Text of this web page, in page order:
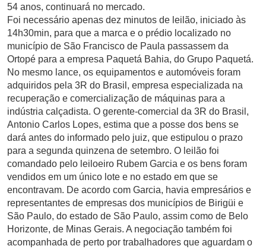
54 anos, continuará no mercado.
Foi necessário apenas dez minutos de leilão, iniciado às
14h30min, para que a marca e o prédio localizado no
município de São Francisco de Paula passassem da
Ortopé para a empresa Paquetá Bahia, do Grupo Paquetá.
No mesmo lance, os equipamentos e automóveis foram
adquiridos pela 3R do Brasil, empresa especializada na
recuperação e comercialização de máquinas para a
indústria calçadista. O gerente-comercial da 3R do Brasil,
Antonio Carlos Lopes, estima que a posse dos bens se
dará antes do informado pelo juiz, que estipulou o prazo
para a segunda quinzena de setembro. O leilão foi
comandado pelo leiloeiro Rubem Garcia e os bens foram
vendidos em um único lote e no estado em que se
encontravam. De acordo com Garcia, havia empresários e
representantes de empresas dos municípios de Birigüi e
São Paulo, do estado de São Paulo, assim como de Belo
Horizonte, de Minas Gerais. A negociação também foi
acompanhada de perto por trabalhadores que aguardam o